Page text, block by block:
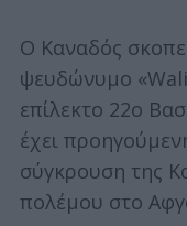
Ο Καναδός
ψευδώνυμο
επίλεκτο 22ο
έχει
σύγκρουση της
πολέμου στο